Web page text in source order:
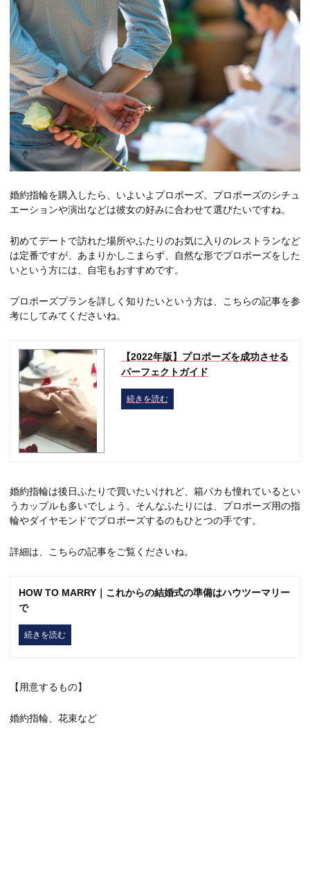
婚約指輪を購入したら、いよいよプロポーズ。プロポーズのシチュ
エーションや演出などは彼女の好みに合わせて選びたいですね。
初めてデートで訪れた場所やふたりのお気に入りのレストランなど
は定番ですが、あまりかしこまらず、自然な形でプロポーズをした
いという方には、自宅もおすすめです。
プロポーズプランを詳しく知りたいという方は、こちらの記事を参
考にしてみてくださいね。
【2022年版】プロポーズを成功させる
パーフェクトガイド
続きを読む
婚約指輪は後日ふたりで買いたいけれど、箱パカも憧れているとい
うカップルも多いでしょう。そんなふたりには、プロポーズ用の指
輪やダイヤモンドでプロポーズするのもひとつの手です。
詳細は、こちらの記事をご覧くださいね。
HOW TO MARRY｜これからの結婚式の準備はハウツーマリー
で
続きを読む
【用意するもの】
婚約指輪、花束など